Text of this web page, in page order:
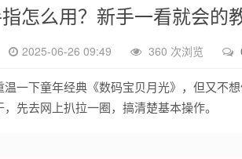
怎么用？新手一看就会的教
2025-06-26 09:49 360 次浏览
一下童年经典《数码宝贝月光》，但又不
先去网上扒拉一圈，搞清楚基本操作。